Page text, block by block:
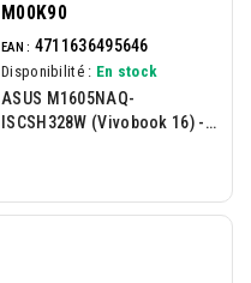
M00K90
EAN : 4711636495646
Disponibilité : En stock
ASUS M1605NAQ-
ISCSH328W (Vivobook 16) -